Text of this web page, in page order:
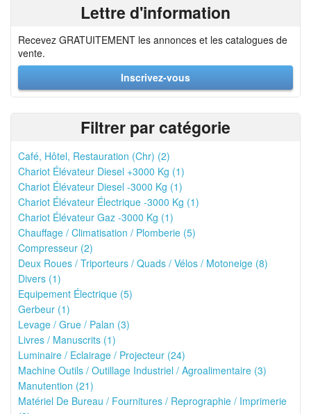
Lettre d'information
Recevez GRATUITEMENT les annonces et les catalogues de
vente.
Inscrivez-vous
Filtrer par catégorie
Café, Hôtel, Restauration (Chr) (2)
Chariot Élévateur Diesel +3000 Kg (1)
Chariot Élévateur Diesel -3000 Kg (1)
Chariot Élévateur Électrique -3000 Kg (1)
Chariot Élévateur Gaz -3000 Kg (1)
Chauffage / Climatisation / Plomberie (5)
Compresseur (2)
Deux Roues / Triporteurs / Quads / Vélos / Motoneige (8)
Divers (1)
Equipement Électrique (5)
Gerbeur (1)
Levage / Grue / Palan (3)
Livres / Manuscrits (1)
Luminaire / Eclairage / Projecteur (24)
Machine Outils / Outillage Industriel / Agroalimentaire (3)
Manutention (21)
Matériel De Bureau / Fournitures / Reprographie / Imprimerie